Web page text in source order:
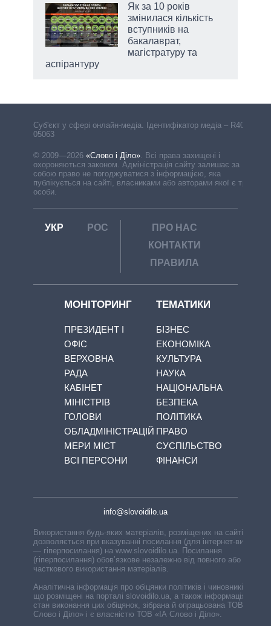
Як за 10 років
змінилася кількість
вступників на
бакалаврат,
магістратуру та
аспірантуру
Cуб'єкт у сфері онлайн-медіа. Ідентифікатор медіа – R40-
05063
© 2009—2026 «Слово і Діло» Всі права захищені і
охороняються законом. Адміністрація сайту залишає за
собою право не погоджуватися з інформацією, яка
публікується на сайті, власниками або авторами якої є треті
особи.
УКР РОС
ПРО НАС
КОНТАКТИ
ПРАВИЛА
МОНІТОРИНГ
ПРЕЗИДЕНТ І
ОФІС
ВЕРХОВНА
РАДА
КАБІНЕТ
МІНІСТРІВ
ГОЛОВИ
ОБЛАДМІНІСТРАЦІЙ
МЕРИ МІСТ
ВСІ ПЕРСОНИ
ТЕМАТИКИ
БІЗНЕС
ЕКОНОМІКА
КУЛЬТУРА
НАУКА
НАЦІОНАЛЬНА
БЕЗПЕКА
ПОЛІТИКА
ПРАВО
СУСПІЛЬСТВО
ФІНАНСИ
info@slovoidilo.ua
Використання будь-яких матеріалів, розміщених на сайті,
дозволяється при вказуванні посилання (для інтернет-видань
— гіперпосилання) на www.slovoidilo.ua. Посилання
(гіперпосилання) обов’язкове незалежно від повного або
часткового використання матеріалів.
Аналітична інформація про обіцянки політиків і чиновників,
що розміщені на порталі slovoidilo.ua, а також інформація про
стан виконання цих обіцянок, зібрана й опрацьована ТОВ «ІА
Слово і Діло» і є власністю ТОВ «ІА Слово і Діло».